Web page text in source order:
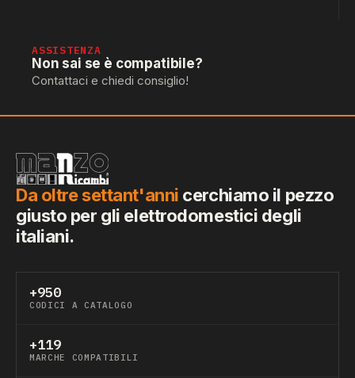
ASSISTENZA
Non sai se è compatibile?
Contattaci e chiedi consiglio!
Da oltre settant'anni cerchiamo il pezzo
giusto per gli elettrodomestici degli
italiani.
+950
CODICI A CATALOGO
+119
MARCHE COMPATIBILI